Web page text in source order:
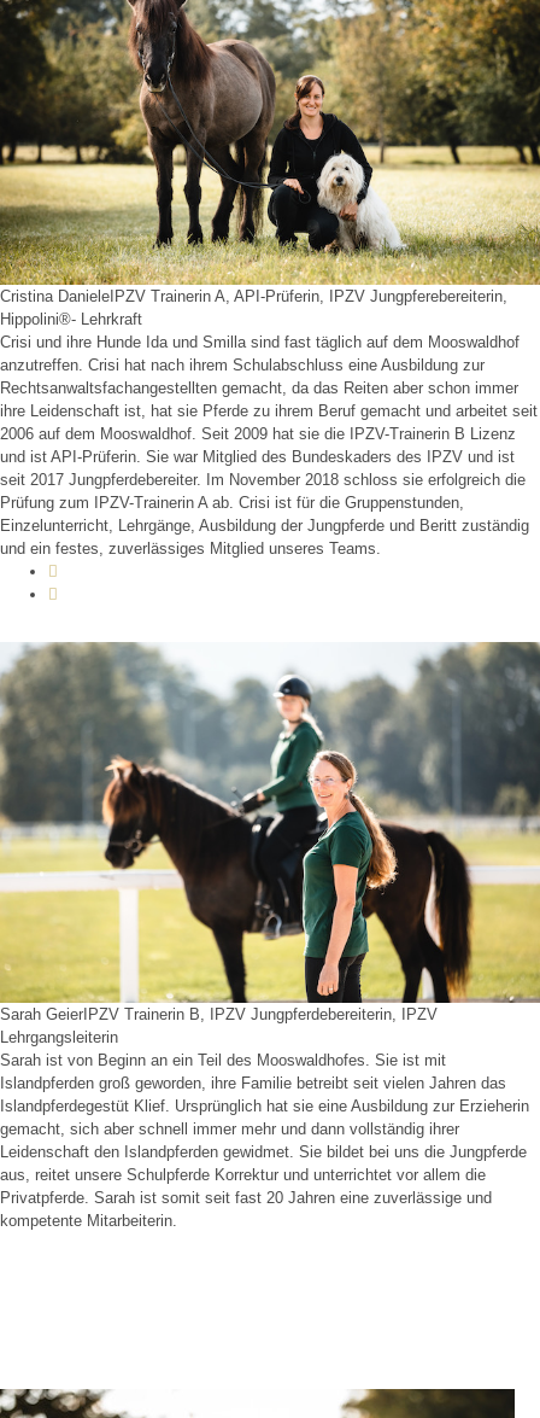
Cristina Daniele IPZV Trainerin A, API-Prüferin, IPZV Jungpferebereiterin,
Hippolini®- Lehrkraft
Crisi und ihre Hunde Ida und Smilla sind fast täglich auf dem Mooswaldhof
anzutreffen. Crisi hat nach ihrem Schulabschluss eine Ausbildung zur
Rechtsanwaltsfachangestellten gemacht, da das Reiten aber schon immer
ihre Leidenschaft ist, hat sie Pferde zu ihrem Beruf gemacht und arbeitet seit
2006 auf dem Mooswaldhof. Seit 2009 hat sie die IPZV-Trainerin B Lizenz
und ist API-Prüferin. Sie war Mitglied des Bundeskaders des IPZV und ist
seit 2017 Jungpferdebereiter. Im November 2018 schloss sie erfolgreich die
Prüfung zum IPZV-Trainerin A ab. Crisi ist für die Gruppenstunden,
Einzelunterricht, Lehrgänge, Ausbildung der Jungpferde und Beritt zuständig
und ein festes, zuverlässiges Mitglied unseres Teams.
Sarah Geier IPZV Trainerin B, IPZV Jungpferdebereiterin, IPZV
Lehrgangsleiterin
Sarah ist von Beginn an ein Teil des Mooswaldhofes. Sie ist mit
Islandpferden groß geworden, ihre Familie betreibt seit vielen Jahren das
Islandpferdegestüt Klief. Ursprünglich hat sie eine Ausbildung zur Erzieherin
gemacht, sich aber schnell immer mehr und dann vollständig ihrer
Leidenschaft den Islandpferden gewidmet. Sie bildet bei uns die Jungpferde
aus, reitet unsere Schulpferde Korrektur und unterrichtet vor allem die
Privatpferde. Sarah ist somit seit fast 20 Jahren eine zuverlässige und
kompetente Mitarbeiterin.